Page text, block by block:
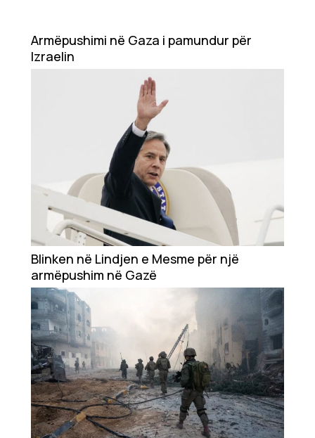
Armëpushimi në Gaza i pamundur për
Izraelin
Blinken në Lindjen e Mesme për një
armëpushim në Gazë